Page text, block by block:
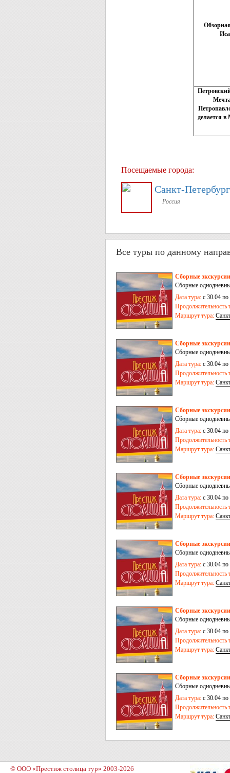
делается в
Посещаемые города:
Санкт-Петербург
Россия
Все туры по данному
Сборные
Сборные
Дата тура: с 30.04
Продолжительность
Маршрут тура:
Сборные
Сборные
Дата тура: с 30.04
Продолжительность
Маршрут тура:
Сборные
Сборные
Дата тура: с 30.04
Продолжительность
Маршрут тура:
Сборные
Сборные
Дата тура: с 30.04
Продолжительность
Маршрут тура:
Сборные
Сборные
Дата тура: с 30.04
Продолжительность
Маршрут тура:
Сборные
Сборные
Дата тура: с 30.04
Продолжительность
Маршрут тура:
Сборные
Сборные
Дата тура: с 30.04
Продолжительность
Маршрут тура:
© ООО «Престиж столица тур» 2003-2026